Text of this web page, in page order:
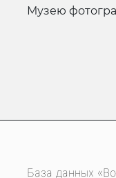
Музею
База данных